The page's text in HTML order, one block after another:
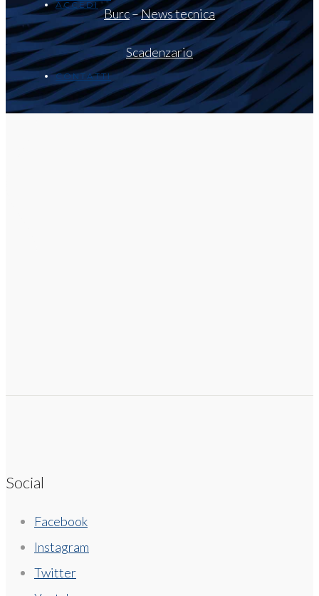
ACCEDI
CONTATTI
Burc–News tecnica
Scadenzario
Social
Facebook
Instagram
Twitter